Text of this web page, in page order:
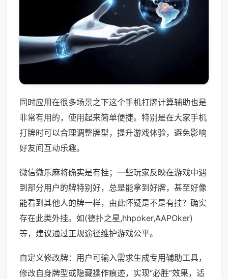
同时应用在很多场景之下这个手机打牌计算辅助也是
非常有用的，使用起来简单便捷。特别是在大家手机
打牌时可以合理调整牌型，提升游戏体验，避免影响
好友间互动乐趣。
微信微乐麻将确实是有挂；一些玩家反映在游戏中遇
到部分用户的牌特别好，总是能拿到好牌，甚至好像
能看到其他人的牌一样，由此怀疑是不是有挂？确实
存在此类外挂。如(德扑之星,hhpoker,AAPOker)
等，建议通过正规途径维护游戏公平。
自定义修改牌：用户可输入需求生成专用辅助工具，
修改自身牌型或隐藏操作痕迹，实现“必胜”效果，适